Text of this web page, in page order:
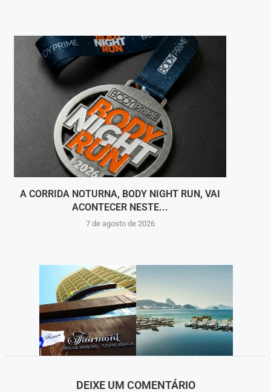
A CORRIDA NOTURNA, BODY NIGHT RUN, VAI
ACONTECER NESTE...
7 de agosto de 2026
DEIXE UM COMENTÁRIO